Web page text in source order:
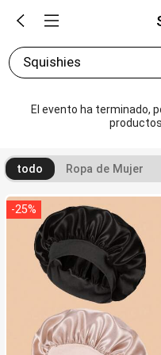
Squishies
El evento ha terminado,
todo Ropa de Mujer
-25%